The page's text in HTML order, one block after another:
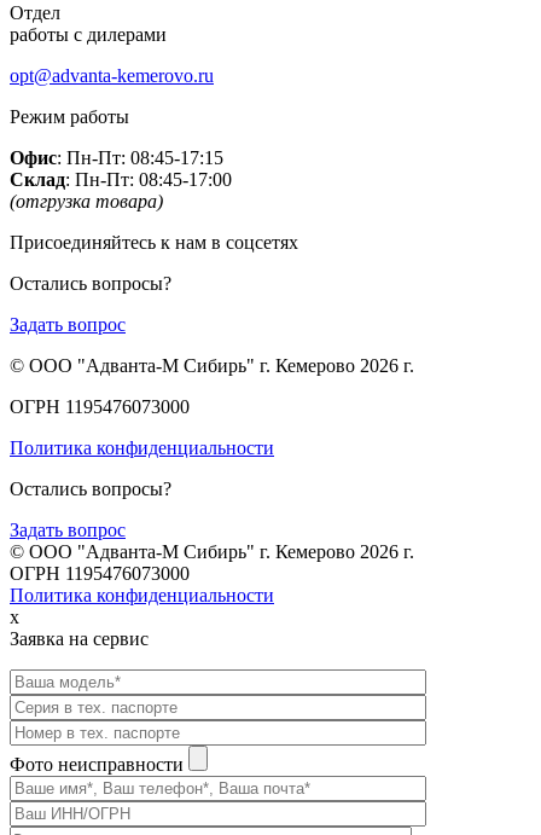
Отдел
работы с дилерами
opt@advanta-kemerovo.ru
Режим работы
Офис: Пн-Пт: 08:45-17:15
Склад: Пн-Пт: 08:45-17:00
(отгрузка товара)
Присоединяйтесь к нам в соцсетях
Остались вопросы?
Задать вопрос
© ООО "Адванта-М Сибирь" г. Кемерово 2026 г.
ОГРН 1195476073000
Политика конфиденциальности
Остались вопросы?
Задать вопрос
© ООО "Адванта-М Сибирь" г. Кемерово 2026 г.
ОГРН 1195476073000
Политика конфиденциальности
x
Заявка на сервис
Фото неисправности